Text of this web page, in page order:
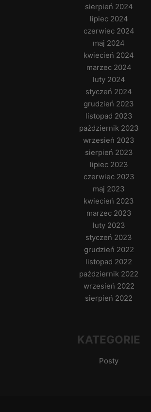
sierpień 2024
lipiec 2024
czerwiec 2024
maj 2024
kwiecień 2024
marzec 2024
luty 2024
styczeń 2024
grudzień 2023
listopad 2023
październik 2023
wrzesień 2023
sierpień 2023
lipiec 2023
czerwiec 2023
maj 2023
kwiecień 2023
marzec 2023
luty 2023
styczeń 2023
grudzień 2022
listopad 2022
październik 2022
wrzesień 2022
sierpień 2022
KATEGORIE
Posty